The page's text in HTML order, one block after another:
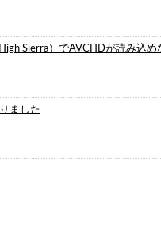
Sierra）でAVCHDが読み込
ました